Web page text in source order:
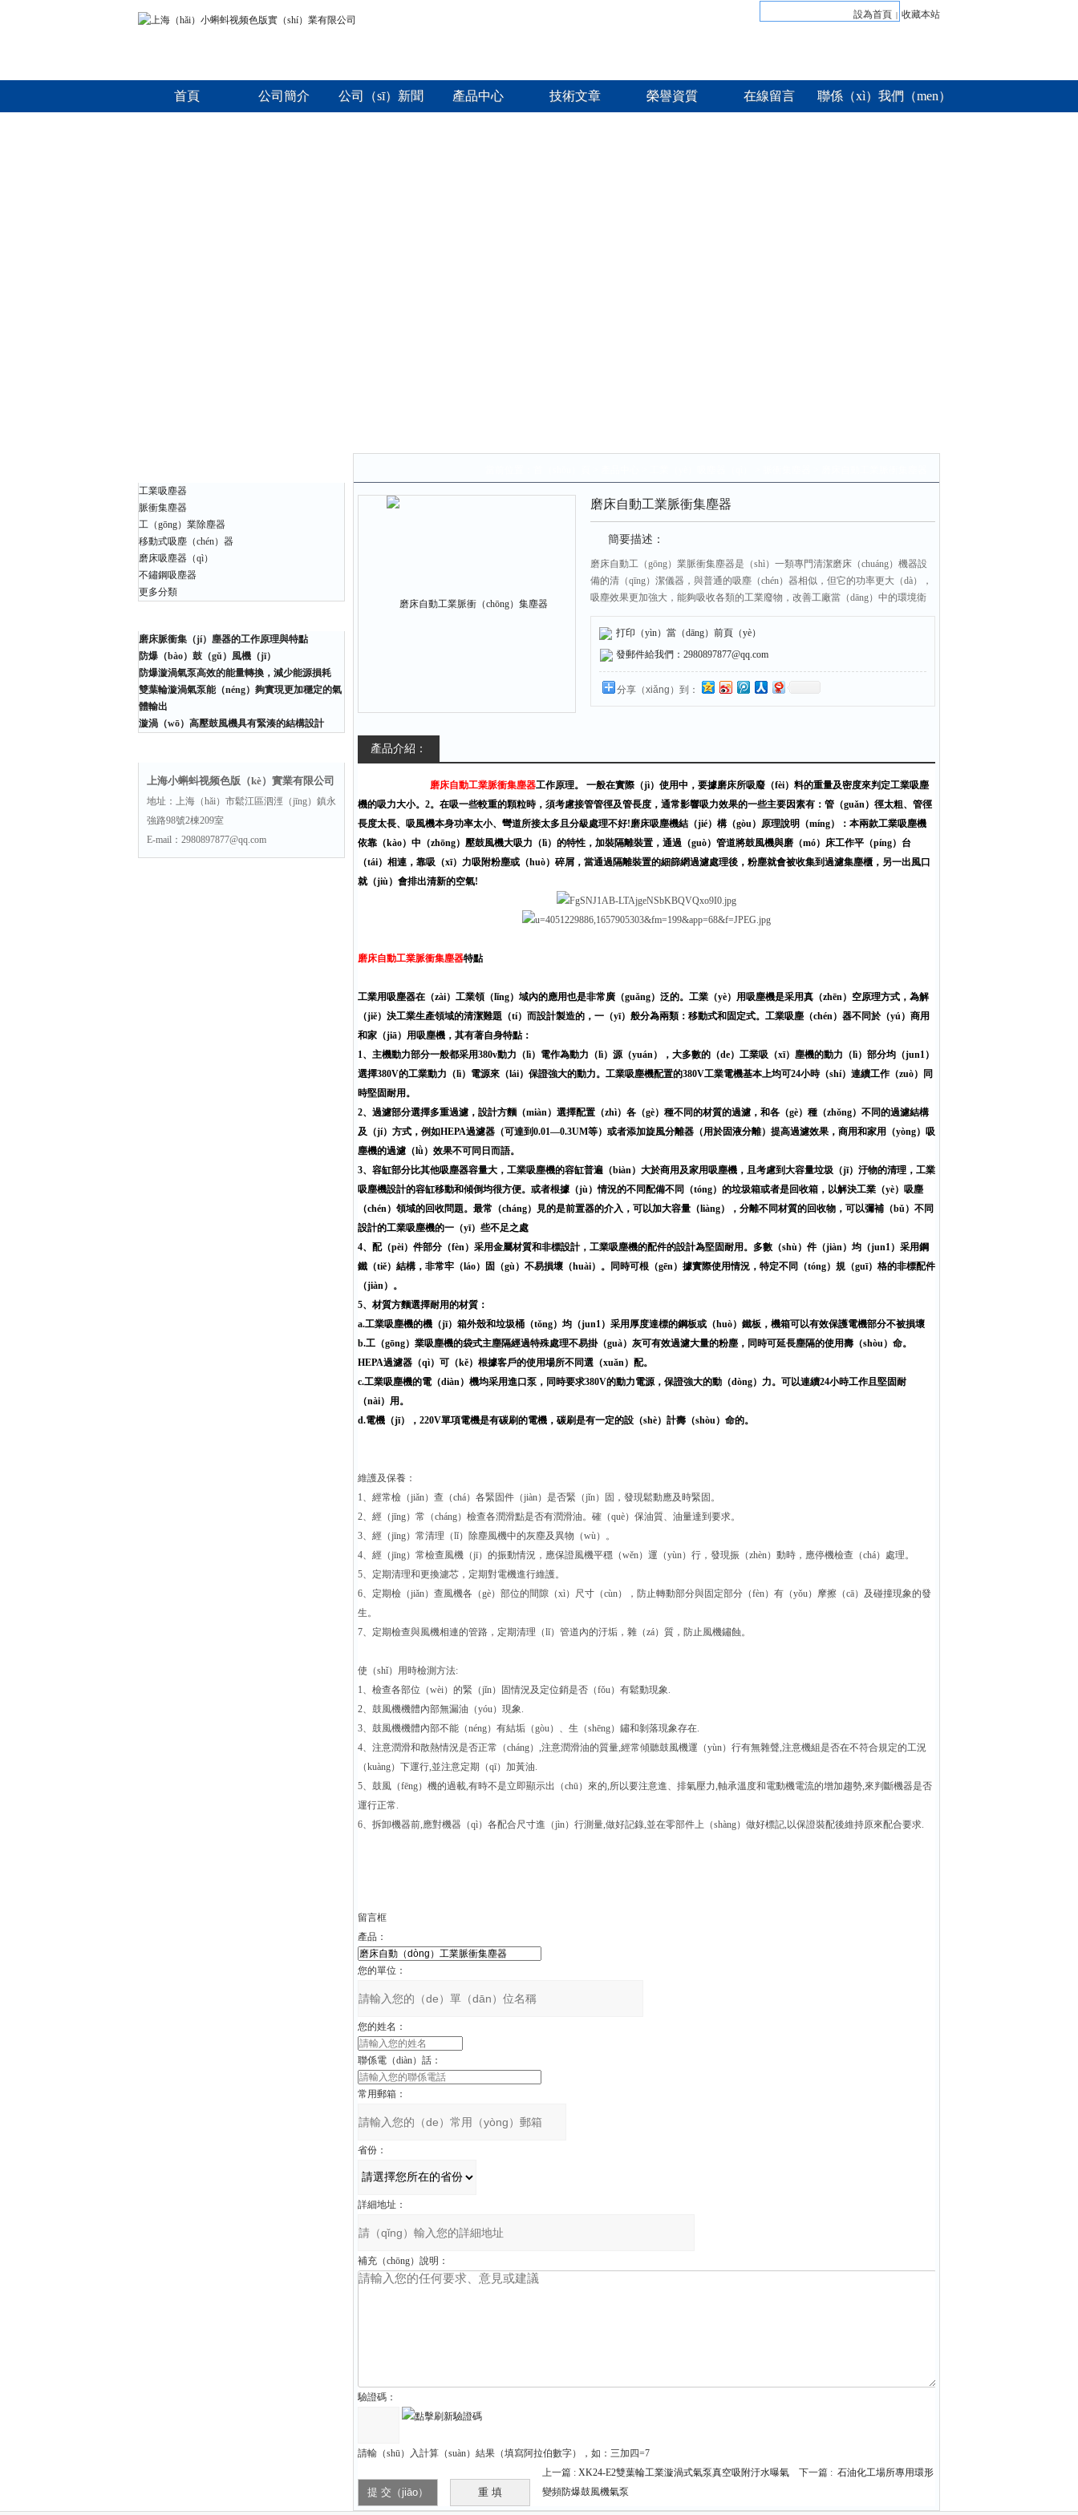
設為首頁 | 收藏本站
首頁 公司簡介 公司（sī）新聞 產品中心 技術文章 榮譽資質 在線留言 聯係（xì）我們（men）
工業吸塵器
脈衝集塵器
工（gōng）業除塵器
移動式吸塵（chén）器
磨床吸塵器（qì）
不鏽鋼吸塵器
更多分類
磨床脈衝集（jí）塵器的工作原理與特點
防爆（bào）鼓（gǔ）風機（jī）
防爆漩渦氣泵高效的能量轉換，減少能源損耗
雙葉輪漩渦氣泵能（néng）夠實現更加穩定的氣
體輸出
漩渦（wō）高壓鼓風機具有緊湊的結構設計
上海小蝌蚪视频色版（kè）實業有限公司
地址：上海（hǎi）市鬆江區泗涇（jīng）鎮永
強路98號2棟209室
E-mail：2980897877@qq.com
磨床自動工業脈衝集塵器
簡要描述：
磨床自動工（gōng）業脈衝集塵器是（shì）一類專門清潔磨床（chuáng）機器設
備的清（qīng）潔儀器，與普通的吸塵（chén）器相似，但它的功率更大（dà），
吸塵效果更加強大，能夠吸收各類的工業廢物，改善工廠當（dāng）中的環境衛
生，防止工業廢料危害到工人們的身體健康
打印（yìn）當（dāng）前頁（yè）
發郵件給我們：2980897877@qq.com
分享（xiǎng）到：
產品介紹：
磨床自動工業脈衝集塵器工作原理。 一般在實際（jì）使用中，要據磨床所吸廢（fèi）料的重量及密度來判定工業吸塵
機的吸力大小。2。在吸一些較重的顆粒時，須考慮接管管徑及管長度，通常影響吸力效果的一些主要因素有：管（guǎn）徑太粗、管徑
長度太長、吸風機本身功率太小、彎道所接太多且分級處理不好!磨床吸塵機結（jié）構（gòu）原理說明（míng）：本兩款工業吸塵機
依靠（kào）中（zhōng）壓鼓風機大吸力（lì）的特性，加裝隔離裝置，通過（guò）管道將鼓風機與磨（mó）床工作平（píng）台
（tái）相連，靠吸（xī）力吸附粉塵或（huò）碎屑，當通過隔離裝置的細篩網過濾處理後，粉塵就會被收集到過濾集塵櫃，另一出風口
就（jiù）會排出清新的空氣!
磨床自動工業脈衝集塵器特點
工業用吸塵器在（zài）工業領（lǐng）域內的應用也是非常廣（guǎng）泛的。工業（yè）用吸塵機是采用真（zhēn）空原理方式，為解
（jiě）決工業生產領域的清潔難題（tí）而設計製造的，一（yī）般分為兩類：移動式和固定式。工業吸塵（chén）器不同於（yú）商用
和家（jiā）用吸塵機，其有著自身特點：
1、主機動力部分一般都采用380v動力（lì）電作為動力（lì）源（yuán），大多數的（de）工業吸（xī）塵機的動力（lì）部分均（jun1）
選擇380V的工業動力（lì）電源來（lái）保證強大的動力。工業吸塵機配置的380V工業電機基本上均可24小時（shí）連續工作（zuò）同
時堅固耐用。
2、過濾部分選擇多重過濾，設計方麵（miàn）選擇配置（zhì）各（gè）種不同的材質的過濾，和各（gè）種（zhǒng）不同的過濾結構
及（jí）方式，例如HEPA過濾器（可達到0.01—0.3UM等）或者添加旋風分離器（用於固液分離）提高過濾效果，商用和家用（yòng）吸
塵機的過濾（lǜ）效果不可同日而語。
3、容缸部分比其他吸塵器容量大，工業吸塵機的容缸普遍（biàn）大於商用及家用吸塵機，且考慮到大容量垃圾（jī）汙物的清理，工業
吸塵機設計的容缸移動和傾倒均很方便。或者根據（jù）情況的不同配備不同（tóng）的垃圾箱或者是回收箱，以解決工業（yè）吸塵
（chén）領域的回收問題。最常（cháng）見的是前置器的介入，可以加大容量（liàng），分離不同材質的回收物，可以彌補（bǔ）不同
設計的工業吸塵機的一（yī）些不足之處
4、配（pèi）件部分（fèn）采用金屬材質和非標設計，工業吸塵機的配件的設計為堅固耐用。多數（shù）件（jiàn）均（jun1）采用鋼
鐵（tiě）結構，非常牢（láo）固（gù）不易損壞（huài）。同時可根（gēn）據實際使用情況，特定不同（tóng）規（guī）格的非標配件
（jiàn）。
5、材質方麵選擇耐用的材質：
a.工業吸塵機的機（jī）箱外殼和垃圾桶（tǒng）均（jun1）采用厚度達標的鋼板或（huò）鐵板，機箱可以有效保護電機部分不被損壞
b.工（gōng）業吸塵機的袋式主塵隔經過特殊處理不易掛（guà）灰可有效過濾大量的粉塵，同時可延長塵隔的使用壽（shòu）命。
HEPA過濾器（qì）可（kě）根據客戶的使用場所不同選（xuǎn）配。
c.工業吸塵機的電（diàn）機均采用進口泵，同時要求380V的動力電源，保證強大的動（dòng）力。可以連續24小時工作且堅固耐
（nài）用。
d.電機（jī），220V單項電機是有碳刷的電機，碳刷是有一定的設（shè）計壽（shòu）命的。
維護及保養：
1、經常檢（jiǎn）查（chá）各緊固件（jiàn）是否緊（jǐn）固，發現鬆動應及時緊固。
2、經（jīng）常（cháng）檢查各潤滑點是否有潤滑油。確（què）保油質、油量達到要求。
3、經（jīng）常清理（lǐ）除塵風機中的灰塵及異物（wù）。
4、經（jīng）常檢查風機（jī）的振動情況，應保證風機平穩（wěn）運（yùn）行，發現振（zhèn）動時，應停機檢查（chá）處理。
5、定期清理和更換濾芯，定期對電機進行維護。
6、定期檢（jiǎn）查風機各（gè）部位的間隙（xì）尺寸（cùn），防止轉動部分與固定部分（fèn）有（yǒu）摩擦（cā）及碰撞現象的發
生。
7、定期檢查與風機相連的管路，定期清理（lǐ）管道內的汙垢，雜（zá）質，防止風機鏽蝕。
使（shǐ）用時檢測方法:
1、檢查各部位（wèi）的緊（jǐn）固情況及定位銷是否（fǒu）有鬆動現象.
2、鼓風機機體內部無漏油（yóu）現象.
3、鼓風機機體內部不能（néng）有結垢（gòu）、生（shēng）鏽和剝落現象存在.
4、注意潤滑和散熱情況是否正常（cháng）,注意潤滑油的質量,經常傾聽鼓風機運（yùn）行有無雜聲,注意機組是否在不符合規定的工況
（kuàng）下運行,並注意定期（qī）加黃油.
5、鼓風（fēng）機的過載,有時不是立即顯示出（chū）來的,所以要注意進、排氣壓力,軸承溫度和電動機電流的增加趨勢,來判斷機器是否
運行正常.
6、拆卸機器前,應對機器（qì）各配合尺寸進（jìn）行測量,做好記錄,並在零部件上（shàng）做好標記,以保證裝配後維持原來配合要求.
留言框
產品：
您的單位：
您的姓名：
聯係電（diàn）話：
常用郵箱：
省份：
詳細地址：
補充（chōng）說明：
驗證碼：
請輸（shū）入計算（suàn）結果（填寫阿拉伯數字），如：三加四=7
上一篇 : XK24-E2雙葉輪工業漩渦式氣泵真空吸附汙水曝氣 下一篇 : 石油化工場所專用環形
變頻防爆鼓風機氣泵